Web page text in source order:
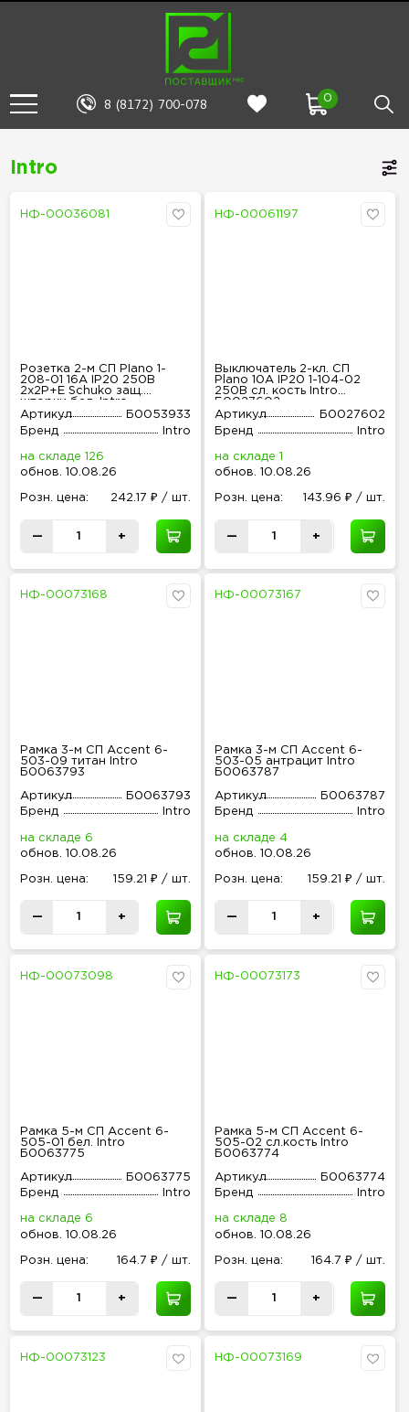
8 (8172) 700-078 0
Intro
НФ-00036081
Розетка 2-м СП Plano 1-
208-01 16А IP20 250В
2х2P+E Schuko защ.
шторки бел. Intro
Б0053933
Артикул
Б0053933
Бренд
Intro
на складе 126
обнов
10.08.26
Розн. цена: 242.17 ₽ / шт.
— +
НФ-00061197
Выключатель 2-кл. СП
Plano 10А IP20 1-104-02
250В сл. кость Intro
Б0027602
Артикул
Б0027602
Бренд
Intro
на складе 1
обнов
10.08.26
Розн. цена: 143.96 ₽ / шт.
— +
НФ-00073168
Рамка 3-м СП Accent 6-
503-09 титан Intro
Б0063793
Артикул
Б0063793
Бренд
Intro
на складе 6
обнов
10.08.26
Розн цена: 159.21 ₽ / шт.
— +
НФ-00073167
Рамка 3-м СП Accent 6-
503-05 антрацит Intro
Б0063787
Артикул
Б0063787
Бренд
Intro
на складе 4
обнов
10.08.26
Розн цена: 159.21 ₽ / шт.
— +
НФ-00073098
Рамка 5-м СП Accent 6-
505-01 бел. Intro
Б0063775
Артикул
Б0063775
Бренд
Intro
на складе 6
обнов
10.08.26
Розн цена: 164.7 ₽ / шт.
— +
НФ-00073173
Рамка 5-м СП Accent 6-
505-02 сл.кость Intro
Б0063774
Артикул
Б0063774
Бренд
Intro
на складе 8
обнов
10.08.26
Розн цена: 164.7 ₽ / шт.
— +
НФ-00073123 НФ-00073169